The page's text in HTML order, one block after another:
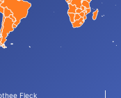
Fleck